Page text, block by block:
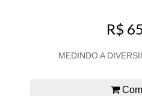
R$
MEDINDO A